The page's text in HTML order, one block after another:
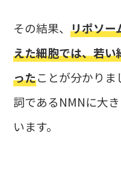
その結果、リポソー
えた細胞では、若
ったことが分かり
詞であるNMNに大
います。